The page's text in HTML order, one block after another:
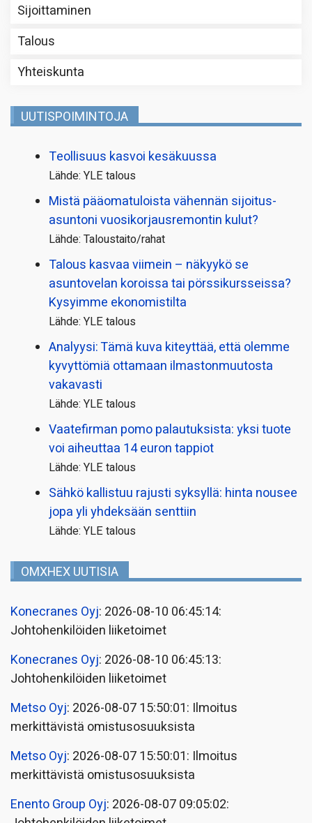
Sijoittaminen
Talous
Yhteiskunta
UUTISPOIMINTOJA
Teollisuus kasvoi kesäkuussa
Lähde: YLE talous
Mistä pääoma­tuloista vähennän sijoitus­
asuntoni vuosikorjaus­remontin kulut?
Lähde: Taloustaito/rahat
Talous kasvaa viimein – näkyykö se
asuntovelan koroissa tai pörssi­kursseissa?
Kysyimme ekonomistilta
Lähde: YLE talous
Analyysi: Tämä kuva kiteyttää, että olemme
kyvyttömiä ottamaan ilmaston­muutosta
vakavasti
Lähde: YLE talous
Vaatefirman pomo palautuksista: yksi tuote
voi aiheuttaa 14 euron tappiot
Lähde: YLE talous
Sähkö kallistuu rajusti syksyllä: hinta nousee
jopa yli yhdeksään senttiin
Lähde: YLE talous
OMXHEX UUTISIA
Konecranes Oyj: 2026-08-10 06:45:14:
Johtohenkilöiden liiketoimet
Konecranes Oyj: 2026-08-10 06:45:13:
Johtohenkilöiden liiketoimet
Metso Oyj: 2026-08-07 15:50:01: Ilmoitus
merkittävistä omistusosuuksista
Metso Oyj: 2026-08-07 15:50:01: Ilmoitus
merkittävistä omistusosuuksista
Enento Group Oyj: 2026-08-07 09:05:02: